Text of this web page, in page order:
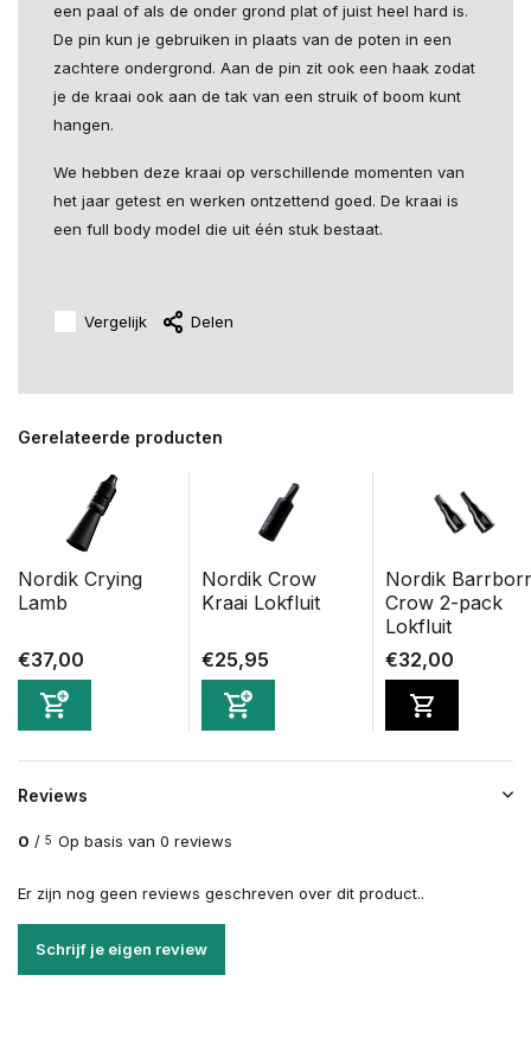
een paal of als de onder grond plat of juist heel hard is.
De pin kun je gebruiken in plaats van de poten in een
zachtere ondergrond. Aan de pin zit ook een haak zodat
je de kraai ook aan de tak van een struik of boom kunt
hangen.
We hebben deze kraai op verschillende momenten van
het jaar getest en werken ontzettend goed. De kraai is
een full body model die uit één stuk bestaat.
Vergelijk Delen
Gerelateerde producten
Nordik Crying
Lamb
€37,00
Nordik Crow
Kraai Lokfluit
€25,95
Nordik
Crow 2-pack
Lokfluit
€32,00
Reviews
0 / 5 Op basis van 0 reviews
Er zijn nog geen reviews geschreven over dit product..
Schrijf je eigen review